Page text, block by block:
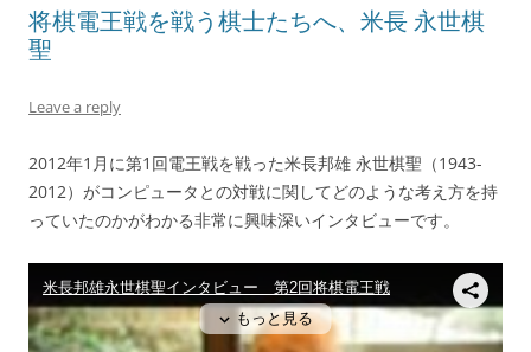
将棋電王戦を戦う棋士たちへ、米長 永世棋
聖
Leave a reply
2012年1月に第1回電王戦を戦った米長邦雄 永世棋聖（1943-
2012）がコンピュータとの対戦に関してどのような考え方を持
っていたのかがわかる非常に興味深いインタビューです。